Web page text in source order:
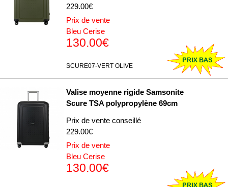
229.00€
Prix de vente
Bleu Cerise
130.00€
SCURE07-VERT OLIVE
Valise moyenne rigide Samsonite
Scure TSA polypropylène 69cm
Prix de vente conseillé
229.00€
Prix de vente
Bleu Cerise
130.00€